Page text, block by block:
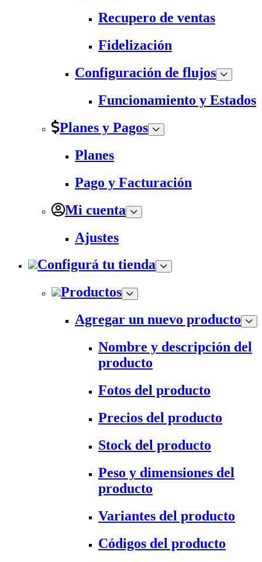
Recupero de ventas
Fidelización
Configuración de flujos
Funcionamiento y Estados
Planes y Pagos
Planes
Pago y Facturación
Mi cuenta
Ajustes
Configurá tu tienda
Productos
Agregar un nuevo producto
Nombre y descripción del
producto
Fotos del producto
Precios del producto
Stock del producto
Peso y dimensiones del
producto
Variantes del producto
Códigos del producto